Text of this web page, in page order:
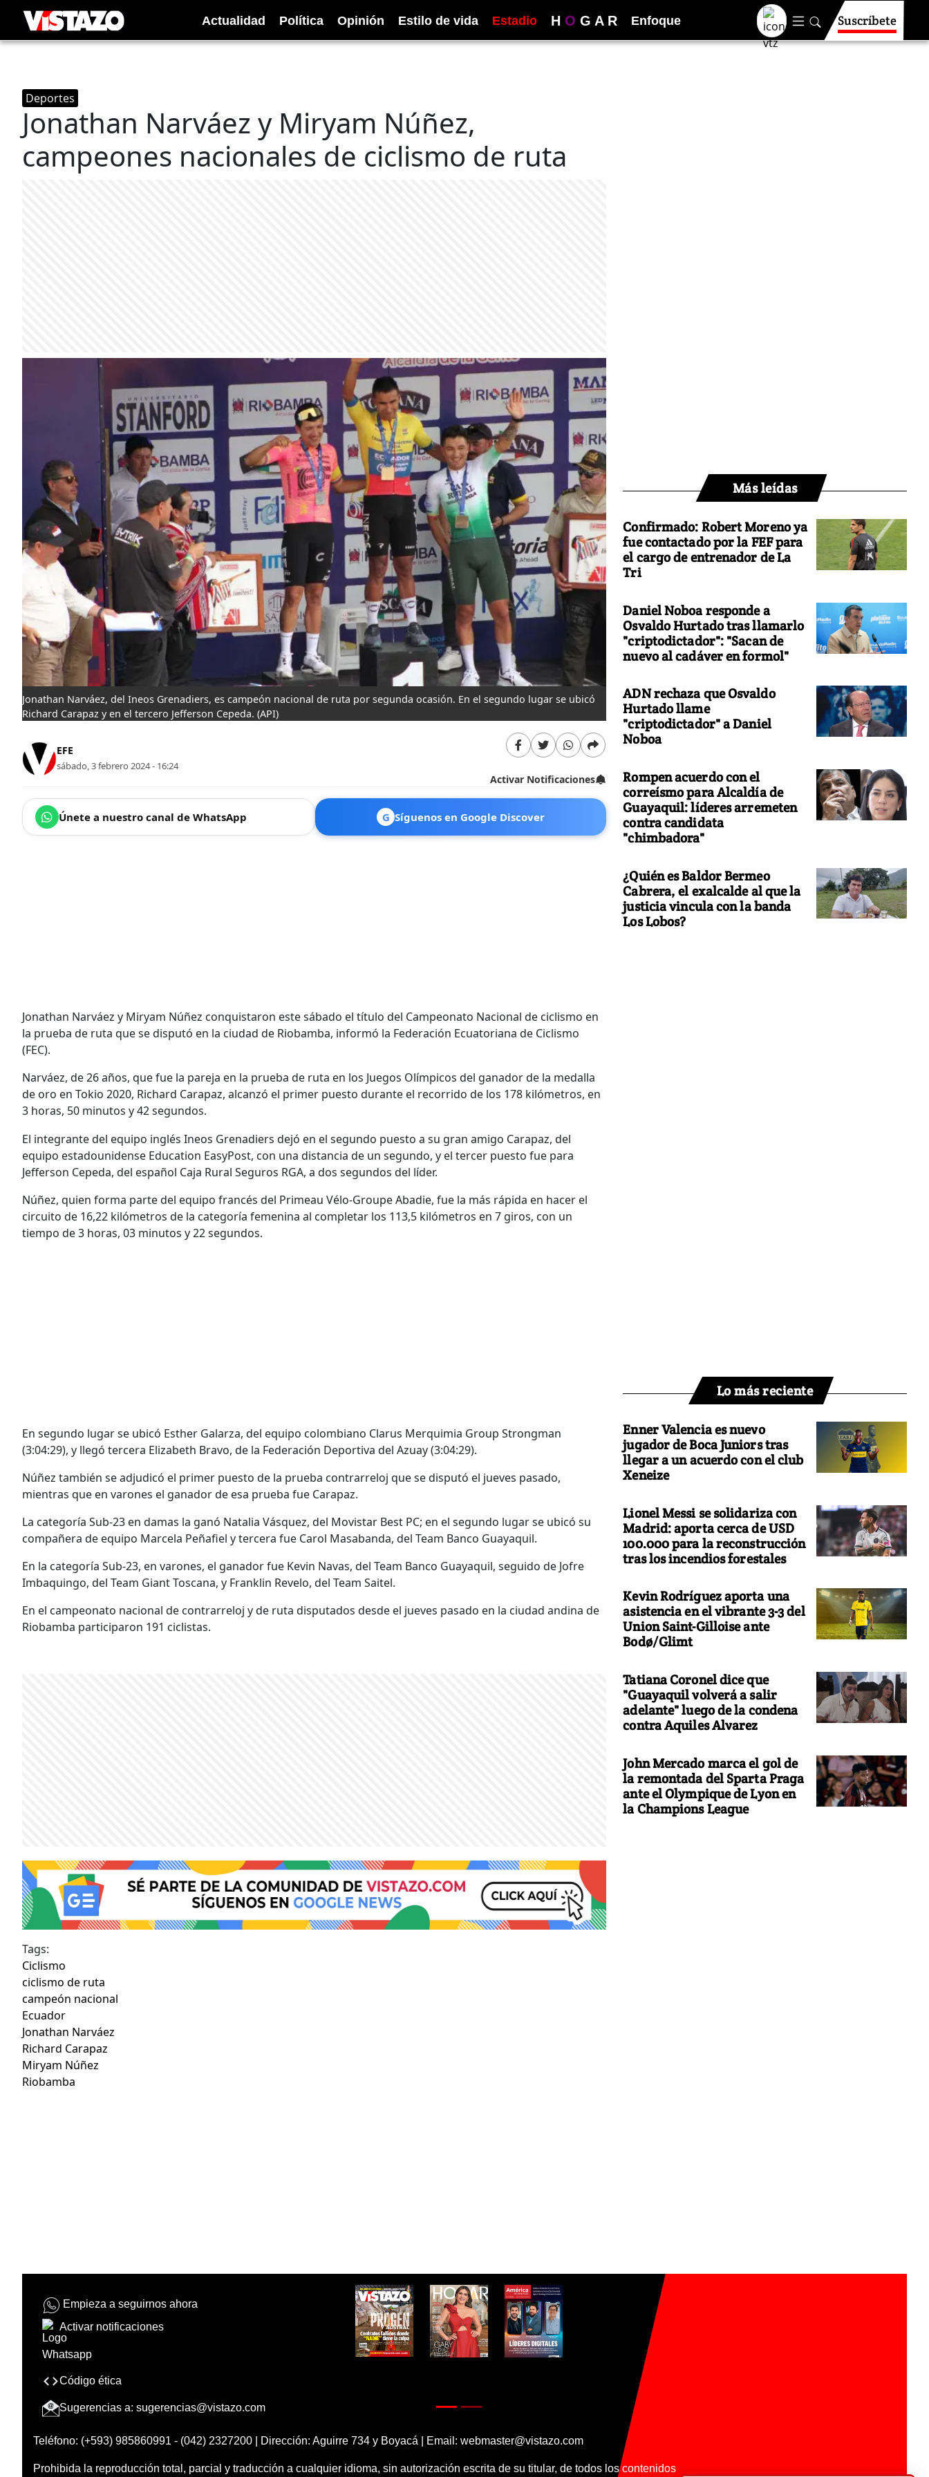
Actualidad Política Opinión Estilo de vida Estadio H O G A R Enfoque Suscríbete
Deportes
Jonathan Narváez y Miryam Núñez,
campeones nacionales de ciclismo de ruta
Jonathan Narváez, del Ineos Grenadiers, es campeón nacional de ruta por segunda ocasión. En el segundo lugar se ubicó
Richard Carapaz y en el tercero Jefferson Cepeda. (API)
EFE
sábado, 3 febrero 2024 - 16:24
Activar Notificaciones
Únete a nuestro canal de WhatsApp G Síguenos en Google Discover
Jonathan Narváez y Miryam Núñez conquistaron este sábado el título del Campeonato Nacional de ciclismo en
la prueba de ruta que se disputó en la ciudad de Riobamba, informó la Federación Ecuatoriana de Ciclismo
(FEC).
Narváez, de 26 años, que fue la pareja en la prueba de ruta en los Juegos Olímpicos del ganador de la medalla
de oro en Tokio 2020, Richard Carapaz, alcanzó el primer puesto durante el recorrido de los 178 kilómetros, en
3 horas, 50 minutos y 42 segundos.
El integrante del equipo inglés Ineos Grenadiers dejó en el segundo puesto a su gran amigo Carapaz, del
equipo estadounidense Education EasyPost, con una distancia de un segundo, y el tercer puesto fue para
Jefferson Cepeda, del español Caja Rural Seguros RGA, a dos segundos del líder.
Núñez, quien forma parte del equipo francés del Primeau Vélo-Groupe Abadie, fue la más rápida en hacer el
circuito de 16,22 kilómetros de la categoría femenina al completar los 113,5 kilómetros en 7 giros, con un
tiempo de 3 horas, 03 minutos y 22 segundos.
En segundo lugar se ubicó Esther Galarza, del equipo colombiano Clarus Merquimia Group Strongman
(3:04:29), y llegó tercera Elizabeth Bravo, de la Federación Deportiva del Azuay (3:04:29).
Núñez también se adjudicó el primer puesto de la prueba contrarreloj que se disputó el jueves pasado,
mientras que en varones el ganador de esa prueba fue Carapaz.
La categoría Sub-23 en damas la ganó Natalia Vásquez, del Movistar Best PC; en el segundo lugar se ubicó su
compañera de equipo Marcela Peñafiel y tercera fue Carol Masabanda, del Team Banco Guayaquil.
En la categoría Sub-23, en varones, el ganador fue Kevin Navas, del Team Banco Guayaquil, seguido de Jofre
Imbaquingo, del Team Giant Toscana, y Franklin Revelo, del Team Saitel.
En el campeonato nacional de contrarreloj y de ruta disputados desde el jueves pasado en la ciudad andina de
Riobamba participaron 191 ciclistas.
Tags:
Ciclismo
ciclismo de ruta
campeón nacional
Ecuador
Jonathan Narváez
Richard Carapaz
Miryam Núñez
Riobamba
Más leídas
Confirmado: Robert Moreno ya
fue contactado por la FEF para
el cargo de entrenador de La
Tri
Daniel Noboa responde a
Osvaldo Hurtado tras llamarlo
"criptodictador": "Sacan de
nuevo al cadáver en formol"
ADN rechaza que Osvaldo
Hurtado llame
"criptodictador" a Daniel
Noboa
Rompen acuerdo con el
correísmo para Alcaldía de
Guayaquil: líderes arremeten
contra candidata
"chimbadora"
¿Quién es Baldor Bermeo
Cabrera, el exalcalde al que la
justicia vincula con la banda
Los Lobos?
Lo más reciente
Enner Valencia es nuevo
jugador de Boca Juniors tras
llegar a un acuerdo con el club
Xeneize
Lionel Messi se solidariza con
Madrid: aporta cerca de USD
100.000 para la reconstrucción
tras los incendios forestales
Kevin Rodríguez aporta una
asistencia en el vibrante 3-3 del
Union Saint-Gilloise ante
Bodø/Glimt
Tatiana Coronel dice que
"Guayaquil volverá a salir
adelante" luego de la condena
contra Aquiles Alvarez
John Mercado marca el gol de
la remontada del Sparta Praga
ante el Olympique de Lyon en
la Champions League
Empieza a seguirnos ahora
Activar notificaciones
Código ética
Sugerencias a: sugerencias@vistazo.com
Teléfono: (+593) 985860991 - (042) 2327200 | Dirección: Aguirre 734 y Boyacá | Email: webmaster@vistazo.com
Prohibida la reproducción total, parcial y traducción a cualquier idioma, sin autorización escrita de su titular, de todos los contenidos